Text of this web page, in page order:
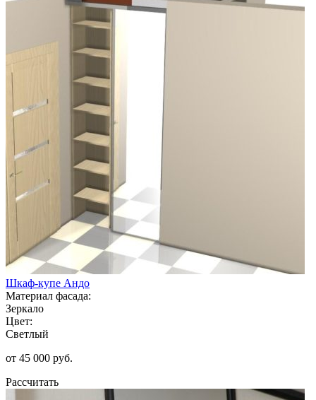
Шкаф-купе Андо
Материал фасада:
Зеркало
Цвет:
Светлый
от 45 000 руб.
Рассчитать